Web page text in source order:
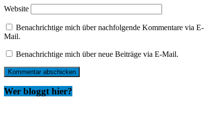
Website
Benachrichtige mich über nachfolgende Kommentare via E-
Mail.
Benachrichtige mich über neue Beiträge via E-Mail.
Wer bloggt hier?